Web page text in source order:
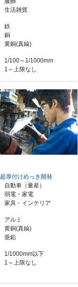
生活雑貨
鉄
銅
黄銅(真鍮)
1/100～1/1000mm
1～上限なし
超厚付けめっき開発
自動車（量産）
弱電・家電
家具・インテリア
アルミ
黄銅(真鍮)
亜鉛
1/1000mm以下
1～上限なし